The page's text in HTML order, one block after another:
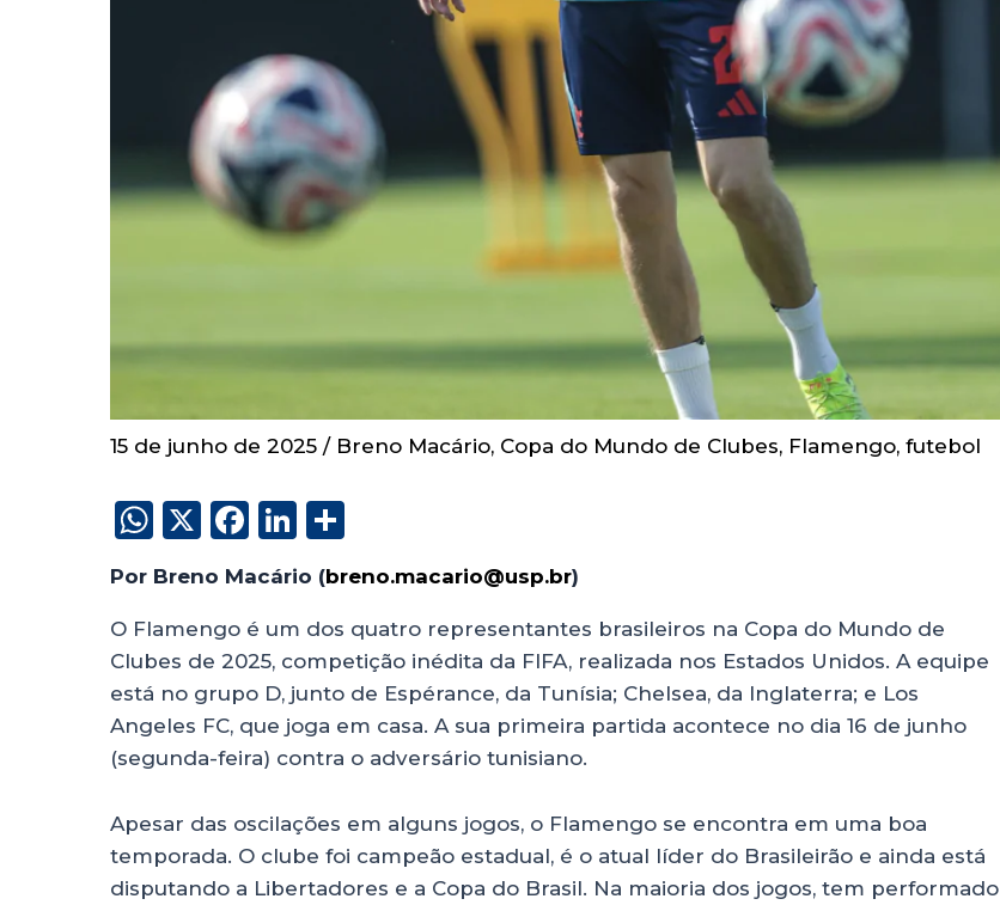
15 de junho de 2025 / Breno Macário, Copa do Mundo de Clubes, Flamengo, futebol
W
h
a
ts
A
p
p
X
F
c
e
b
o
o
Li
n
k
e
dI
n
a
re
Por Breno Macário (breno.macario@usp.br)
O Flamengo é um dos quatro representantes brasileiros na Copa do Mundo de
Clubes de 2025, competição inédita da FIFA, realizada nos Estados Unidos. A equipe
está no grupo D, junto de Espérance, da Tunísia; Chelsea, da Inglaterra; e Los
Angeles FC, que joga em casa. A sua primeira partida acontece no dia 16 de junho
(segunda-feira) contra o adversário tunisiano.
Apesar das oscilações em alguns jogos, o Flamengo se encontra em uma boa
temporada. O clube foi campeão estadual, é o atual líder do Brasileirão e ainda está
disputando a Libertadores e a Copa do Brasil. Na maioria dos jogos, tem performado